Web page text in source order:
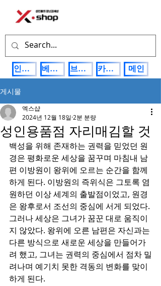
인기상품 베스트제품 브랜드관 카테고리 메인
게시물
성인용품점 자리매김할 것
엑스샵
2024년 12월 18일 2분 분량
백성을 위해 존재하는 권력을 믿었던 원
경은 평화로운 세상을 꿈꾸며 마침내 남
편 이방원이 왕위에 오르는 순간을 함께
하게 된다. 이방원의 즉위식은 그토록 염
원하던 이상 세계의 출발점이었고, 원경
은 왕후로서 조선의 중심에 서게 되었다.
그러나 세상은 그녀가 꿈꾼 대로 움직이
지 않았다. 왕위에 오른 남편은 자신과는
다른 방식으로 새로운 세상을 만들어가
려 했고, 그녀는 권력의 중심에서 점차 밀
려나며 예기치 못한 격동의 변화를 맞이
하게 된다.